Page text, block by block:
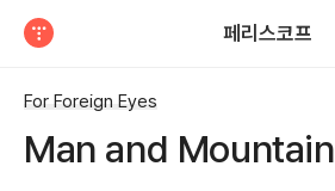
페리스코프
For Foreign Eyes
Man and Mountain